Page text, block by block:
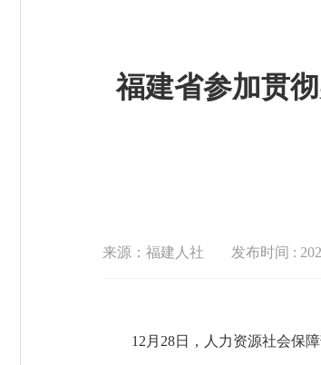
福建省参加贯
来源：福建人社 发布时间 :
12月28日，人力资源社会保障